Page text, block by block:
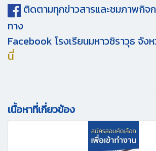
ติดตามทุกข่าวสารและชมภาพกิจ
ทาง
Facebook โรงเรียนมหาวชิราวุธ จัง
นี่
เนื้อหาที่เกี่ยวข้อง